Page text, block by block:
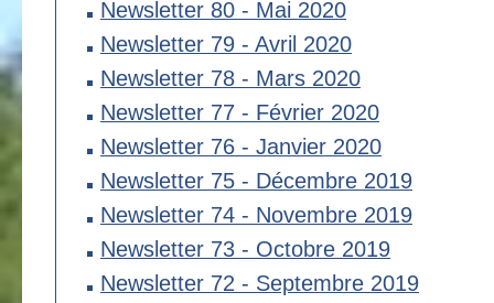
Newsletter 80 - Mai 2020
Newsletter 79 - Avril 2020
Newsletter 78 - Mars 2020
Newsletter 77 - Février 2020
Newsletter 76 - Janvier 2020
Newsletter 75 - Décembre 2019
Newsletter 74 - Novembre 2019
Newsletter 73 - Octobre 2019
Newsletter 72 - Septembre 2019